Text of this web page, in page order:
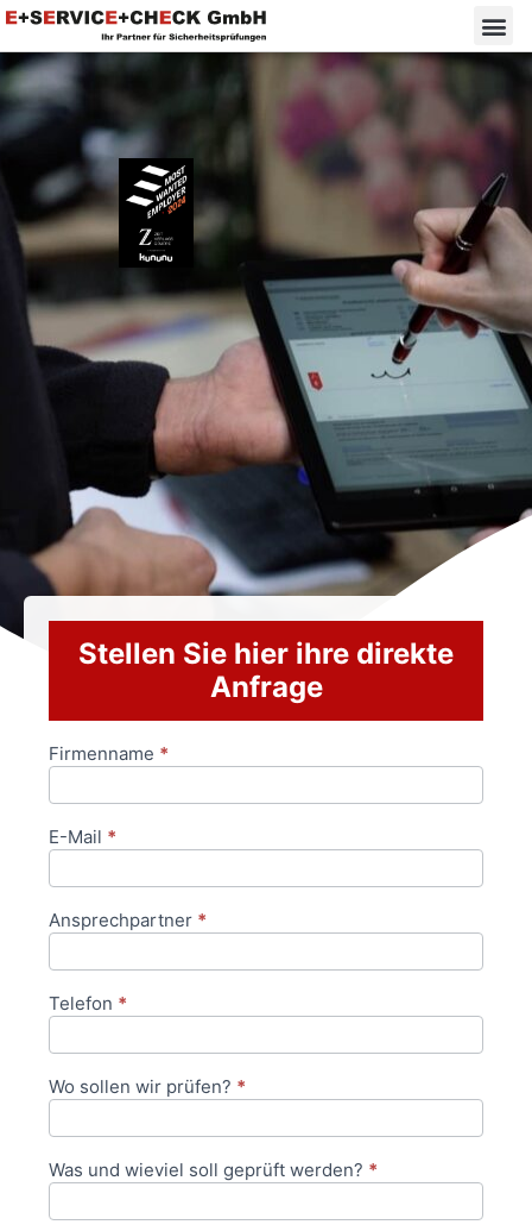
Stellen Sie hier ihre direkte
Anfrage
Anfrageformular
Firmenname *
E-Mail *
Ansprechpartner *
Telefon *
Wo sollen wir prüfen? *
Was und wieviel soll geprüft werden? *